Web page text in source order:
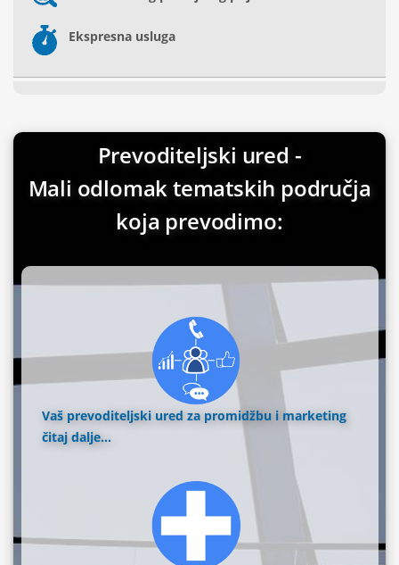
Ekspresna usluga
Prevoditeljski ured -
Mali odlomak tematskih područja
koja prevodimo:
Vaš prevoditeljski ured za promidžbu i marketing
čitaj dalje...